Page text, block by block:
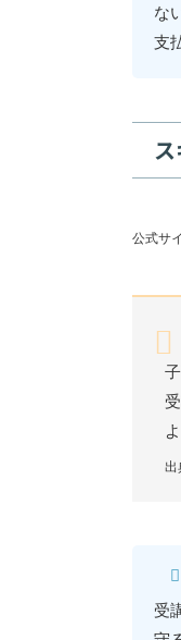
な
支
公式サ
出
受